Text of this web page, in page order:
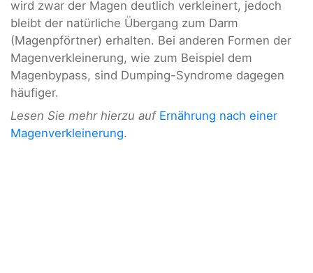
wird zwar der Magen deutlich verkleinert, jedoch
bleibt der natürliche Übergang zum Darm
(Magenpförtner) erhalten. Bei anderen Formen der
Magenverkleinerung, wie zum Beispiel dem
Magenbypass, sind Dumping-Syndrome dagegen
häufiger.
Lesen Sie mehr hierzu auf Ernährung nach einer
Magenverkleinerung.